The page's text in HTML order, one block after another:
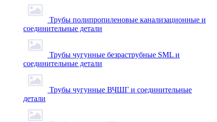
Трубы полипропиленовые канализационные и
соединительные детали
Трубы чугунные безраструбные SML и
соединительные детали
Трубы чугунные ВЧШГ и соединительные
детали